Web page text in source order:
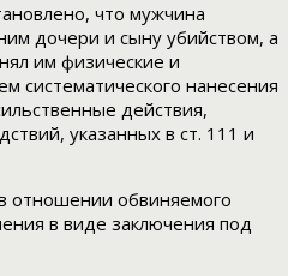
что мужчина
дочери и сыну убийством, а
им физические и
систематического нанесения
действия,
указанных в ст. 111 и
отношении обвиняемого
в виде заключения под